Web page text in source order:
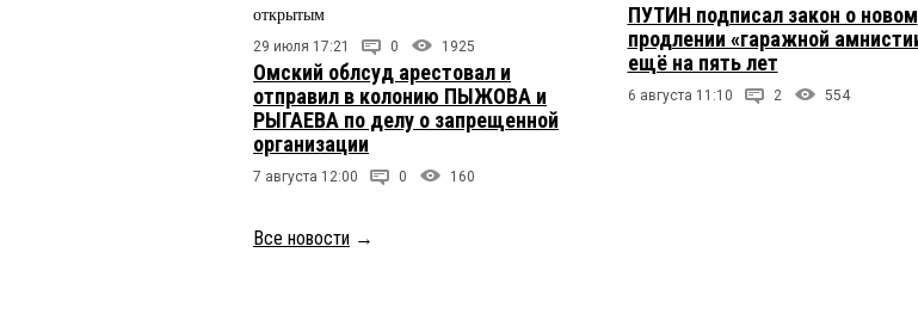
открытым
29 июля 17:21 0 1925
Омский облсуд арестовал и
отправил в колонию ПЫЖОВА и
РЫГАЕВА по делу о запрещенной
организации
7 августа 12:00 0 160
ПУТИН подписал закон о новом
продлении «гаражной
ещё на пять лет
6 августа 11:10 2 554
Все новости →